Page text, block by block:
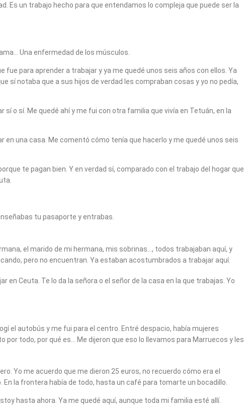
un trabajo hecho para que entendamos lo compleja que puede ser la
Una enfermedad de los músculos.
para aprender a trabajar y ya me quedé unos seis años con ellos. Ya
sí notaba que a sus hijos de verdad les compraban cosas y yo no pedía,
o sí. Me quedé ahí y me fui con otra familia que vivía en Tetuán, en la
una casa. Me comentó cómo tenía que hacerlo y me quedé unos seis
te pagan bien. Y en verdad sí, comparado con el trabajo del hogar que
tu pasaporte y entrabas.
el marido de mi hermana, mis sobrinas…, todos trabajaban aquí, y
pero no encuentran. Ya estaban acostumbrados a trabajar aquí.
Ceuta. Te lo da la señora o el señor de la casa en la que trabajas. Yo
el autobús y me fui para el centro. Entré despacio, había mujeres
todo, por qué es… Me dijeron que eso lo llevamos para Marruecos y les
Yo me acuerdo que me dieron 25 euros, no recuerdo cómo era el
la frontera había de todo, hasta un café para tomarte un bocadillo.
hasta ahora. Ya me quedé aquí, aunque toda mi familia esté allí.